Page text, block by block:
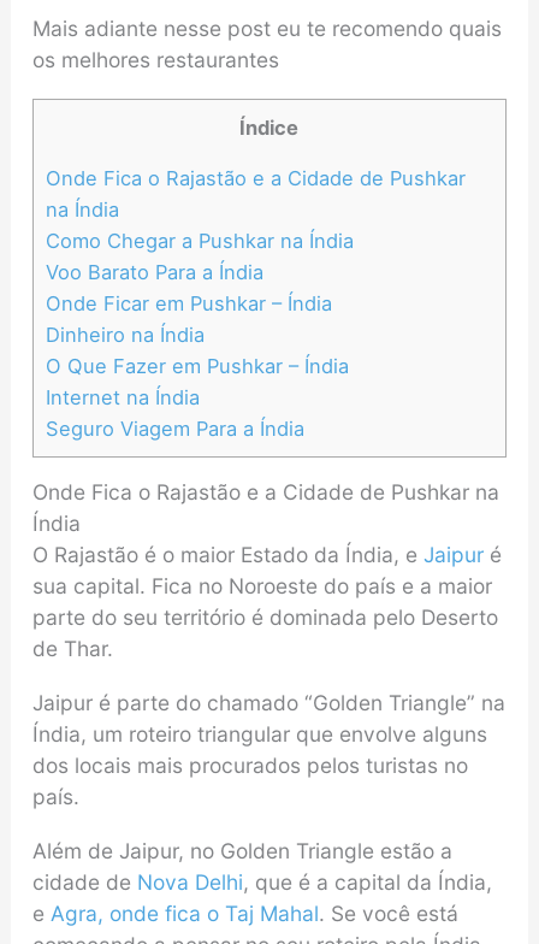
Mais adiante nesse post eu te recomendo quais
os melhores restaurantes
Índice
Onde Fica o Rajastão e a Cidade de Pushkar
na Índia
Como Chegar a Pushkar na Índia
Voo Barato Para a Índia
Onde Ficar em Pushkar – Índia
Dinheiro na Índia
O Que Fazer em Pushkar – Índia
Internet na Índia
Seguro Viagem Para a Índia
Onde Fica o Rajastão e a Cidade de Pushkar na
Índia
O Rajastão é o maior Estado da Índia, e Jaipur é
sua capital. Fica no Noroeste do país e a maior
parte do seu território é dominada pelo Deserto
de Thar.
Jaipur é parte do chamado “Golden Triangle” na
Índia, um roteiro triangular que envolve alguns
dos locais mais procurados pelos turistas no
país.
Além de Jaipur, no Golden Triangle estão a
cidade de Nova Delhi, que é a capital da Índia,
e Agra, onde fica o Taj Mahal. Se você está